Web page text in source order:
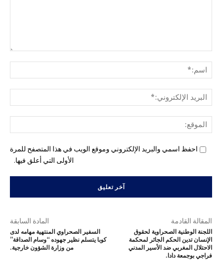
احفظ اسمي والبريد الإلكتروني وموقع الويب في هذا المتصفح للمرة
الأولى التي أعلق فيها.
المادة السابقة
السفير الصحراوي المنتهية مهامه لدى
كوبا يتسلم نظير جهوده “وسام الصداقة”
من وزارة الشؤون خارجية.
المقالة القادمة
اللجنة الوطنية الصحراوية لحقوق
الإنسان تدين الحكم الجائر لمحكمة
الاحتلال المغربي ضد الأسير المدني
فراجي بوجمعة دادا.